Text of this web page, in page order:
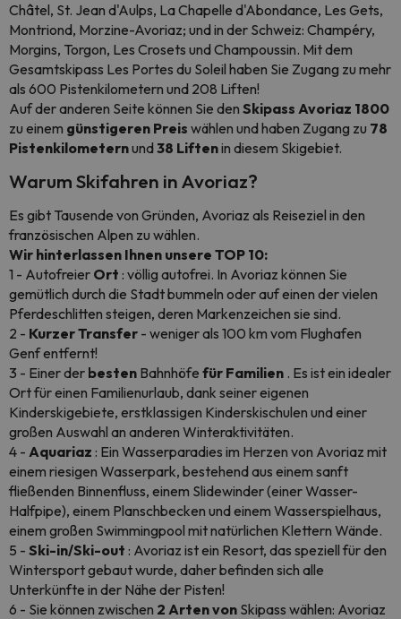
Châtel, St. Jean d'Aulps, La Chapelle d'Abondance, Les Gets,
Montriond, Morzine-Avoriaz; und in der Schweiz: Champéry,
Morgins, Torgon, Les Crosets und Champoussin. Mit dem
Gesamtskipass Les Portes du Soleil haben Sie Zugang zu mehr
als 600 Pistenkilometern und 208 Liften!
Auf der anderen Seite können Sie den Skipass Avoriaz 1800
zu einem günstigeren Preis wählen und haben Zugang zu 78
Pistenkilometernund38 Liftenin diesem Skigebiet.
Warum Skifahren in Avoriaz?
Es gibt Tausende von Gründen, Avoriaz als Reiseziel in den
französischen Alpen zu wählen.
Wir hinterlassen Ihnen unsere TOP 10:
1 - Autofreier Ort : völlig autofrei. In Avoriaz können Sie
gemütlich durch die Stadt bummeln oder auf einen der vielen
Pferdeschlitten steigen, deren Markenzeichen sie sind.
2 - Kurzer Transfer - weniger als 100 km vom Flughafen
Genf entfernt!
3 - Einer der besten Bahnhöfe für Familien . Es ist ein idealer
Ort für einen Familienurlaub, dank seiner eigenen
Kinderskigebiete, erstklassigen Kinderskischulen und einer
großen Auswahl an anderen Winteraktivitäten.
4 - Aquariaz : Ein Wasserparadies im Herzen von Avoriaz mit
einem riesigen Wasserpark, bestehend aus einem sanft
fließenden Binnenfluss, einem Slidewinder (einer Wasser-
Halfpipe), einem Planschbecken und einem Wasserspielhaus,
einem großen Swimmingpool mit natürlichen Klettern Wände.
5 - Ski-in/Ski-out : Avoriaz ist ein Resort, das speziell für den
Wintersport gebaut wurde, daher befinden sich alle
Unterkünfte in der Nähe der Pisten!
6 - Sie können zwischen 2 Arten von Skipass wählen: Avoriaz